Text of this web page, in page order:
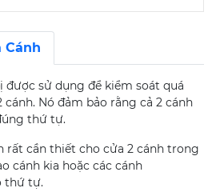
Cánh
được sử dụng để kiểm soát quá
Nó đảm bảo rằng cả 2 cánh
thứ tự.
rất cần thiết cho cửa 2 cánh trong
cánh kia hoặc các cánh
thứ tự.